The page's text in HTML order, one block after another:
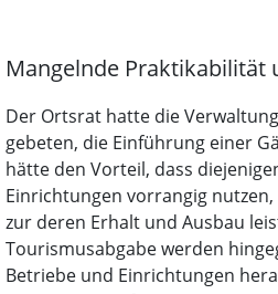
Mangelnde Praktikabilität
Der Ortsrat hatte die
gebeten, die Einführung einer
hätte den Vorteil, dass
Einrichtungen vorrangig
zur deren Erhalt und Ausbau
Tourismusabgabe werden
Betriebe und Einrichtungen